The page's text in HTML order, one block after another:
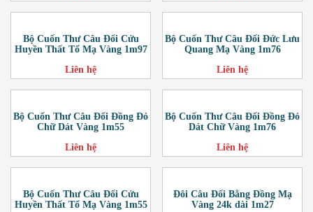
Bộ Cuốn Thư Câu Đối Cửu
Huyền Thất Tổ Mạ Vàng 1m97
Liên hệ
Bộ Cuốn Thư Câu Đối Đức Lưu
Quang Mạ Vàng 1m76
Liên hệ
Bộ Cuốn Thư Câu Đối Đồng Đỏ
Chữ Dát Vàng 1m55
Liên hệ
Bộ Cuốn Thư Câu Đối Đồng Đỏ
Dát Chữ Vàng 1m76
Liên hệ
Bộ Cuốn Thư Câu Đối Cửu
Huyền Thất Tổ Mạ Vàng 1m55
Đôi Câu Đối Bằng Đồng Mạ
Vàng 24k dài 1m27